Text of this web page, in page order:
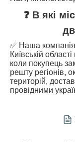
❓ В які
✅ Наша
Київській
коли покупець
решту регіонів,
територій,
провідними